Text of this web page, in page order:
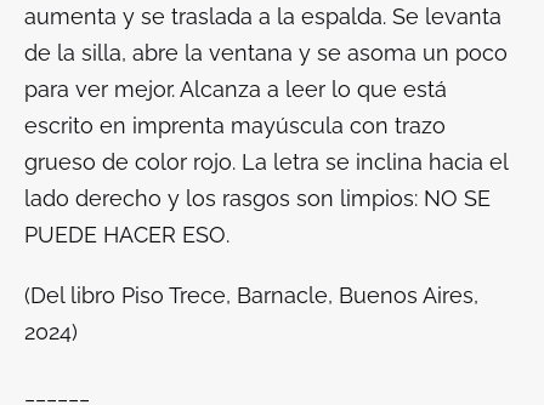
aumenta y se traslada a la espalda. Se levanta
de la silla, abre la ventana y se asoma un poco
para ver mejor. Alcanza a leer lo que está
escrito en imprenta mayúscula con trazo
grueso de color rojo. La letra se inclina hacia el
lado derecho y los rasgos son limpios: NO SE
PUEDE HACER ESO.
(Del libro Piso Trece, Barnacle, Buenos Aires,
2024)